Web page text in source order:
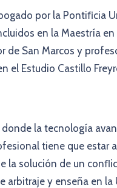
por la Pontiﬁcia
en la Maestría
San Marcos y
el Estudio Castillo
la tecnología
tiene que
la solución de un
y enseña en la